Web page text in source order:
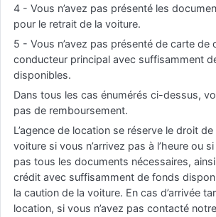
4 - Vous n’avez pas présenté les
pour le retrait de la voiture.
5 - Vous n’avez pas présenté de carte de
conducteur principal avec suffisamment
disponibles.
Dans tous les cas énumérés ci-dessus,
pas de remboursement.
L’agence de location se réserve le droit
voiture si vous n’arrivez pas à l’heure ou
pas tous les documents nécessaires, ainsi
crédit avec suffisamment de fonds
la caution de la voiture. En cas d’arrivée
location, si vous n’avez pas contacté